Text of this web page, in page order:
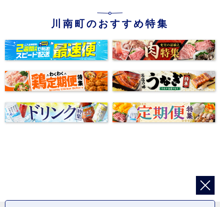
川南町のおすすめ特集